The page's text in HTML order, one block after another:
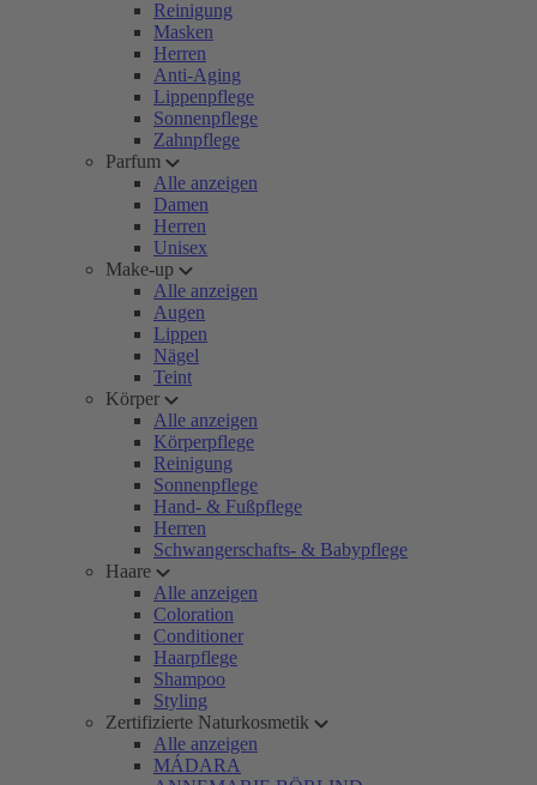
Reinigung
Masken
Herren
Anti-Aging
Lippenpflege
Sonnenpflege
Zahnpflege
Parfum
Alle anzeigen
Damen
Herren
Unisex
Make-up
Alle anzeigen
Augen
Lippen
Nägel
Teint
Körper
Alle anzeigen
Körperpflege
Reinigung
Sonnenpflege
Hand- & Fußpflege
Herren
Schwangerschafts- & Babypflege
Haare
Alle anzeigen
Coloration
Conditioner
Haarpflege
Shampoo
Styling
Zertifizierte Naturkosmetik
Alle anzeigen
MÁDARA